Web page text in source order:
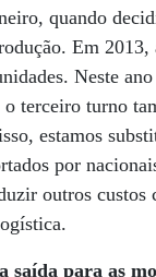
quando
Em 2013,
Neste ano
terceiro turno
estamos
por
outros custos
saída para as